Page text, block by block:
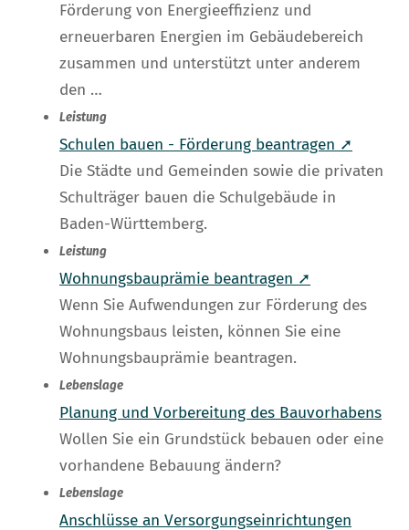
Förderung von Energieeffizienz und
erneuerbaren Energien im Gebäudebereich
zusammen und unterstützt unter anderem
den …
Leistung
Schulen bauen - Förderung beantragen ➚
Die Städte und Gemeinden sowie die privaten
Schulträger bauen die Schulgebäude in
Baden-Württemberg.
Leistung
Wohnungsbauprämie beantragen ➚
Wenn Sie Aufwendungen zur Förderung des
Wohnungsbaus leisten, können Sie eine
Wohnungsbauprämie beantragen.
Lebenslage
Planung und Vorbereitung des Bauvorhabens
Wollen Sie ein Grundstück bebauen oder eine
vorhandene Bebauung ändern?
Lebenslage
Anschlüsse an Versorgungseinrichtungen